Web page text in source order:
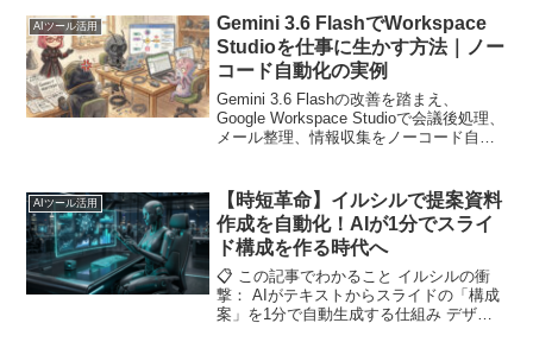
AIツール活用
Gemini 3.6 FlashでWorkspace
Studioを仕事に生かす方法｜ノー
コード自動化の実例
Gemini 3.6 Flashの改善を踏まえ、
Google Workspace Studioで会議後処理、
メール整理、情報収集をノーコード自動
AIツール活用
【時短革命】イルシルで提案資料
作成を自動化！AIが1分でスライ
ド構成を作る時代へ
📋 この記事でわかること イルシルの衝
撃： AIがテキストからスライドの「構成
案」を1分で自動生成する仕組み デザイ